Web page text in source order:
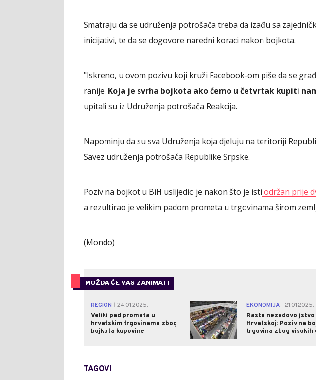
Smatraju da se udruženja potrošača treba da izađu sa
inicijativi, te da se dogovore naredni koraci nakon bojkota.
"Iskreno, u ovom pozivu koji kruži Facebook-om piše da se
ranije. Koja je svrha bojkota ako ćemo u četvrtak kupiti
upitali su iz Udruženja potrošača Reakcija.
Napominju da su sva Udruženja koja djeluju na teritoriji
Savez udruženja potrošača Republike Srpske.
Poziv na bojkot u BiH uslijedio je nakon što je isti održan prije
a rezultirao je velikim padom prometa u trgovinama širom
(Mondo)
MOŽDA ĆE VAS ZANIMATI
REGION
24.01.2025.
Veliki pad prometa u
hrvatskim trgovinama zbog
bojkota kupovine
2 EKONOMIJA
21.01.2025.
Raste nezadovoljstvo
Hrvatskoj: Poziv na
trgovina zbog visokih
TAGOVI